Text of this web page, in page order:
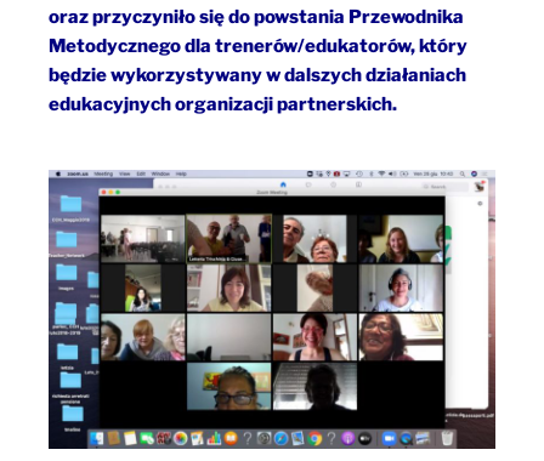
oraz przyczyniło się do powstania Przewodnika
Metodycznego dla trenerów/edukatorów, który
będzie wykorzystywany w dalszych działaniach
edukacyjnych organizacji partnerskich.